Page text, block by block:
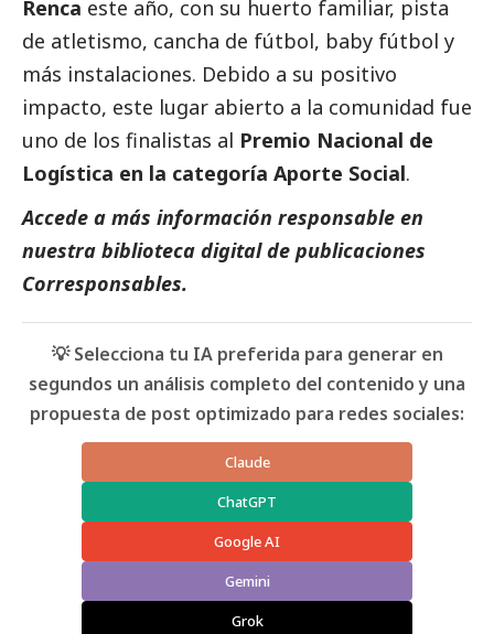
Renca este año, con su huerto familiar, pista
de atletismo, cancha de fútbol, baby fútbol y
más instalaciones. Debido a su positivo
impacto, este lugar abierto a la comunidad fue
uno de los finalistas al Premio Nacional de
Logística en la categoría Aporte Social.
Accede a más información responsable en
nuestra biblioteca digital de publicaciones
Corresponsables.
💡 Selecciona tu IA preferida para generar en
segundos un análisis completo del contenido y una
propuesta de post optimizado para redes sociales:
Claude
ChatGPT
Google AI
Gemini
Grok